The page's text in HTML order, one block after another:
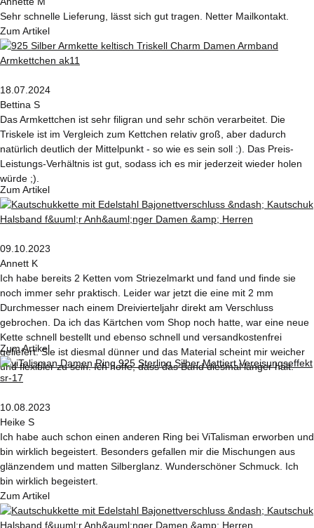
Sehr schnelle Lieferung, lässt sich gut tragen. Netter Mailkontakt.
Zum Artikel
18.07.2024
Bettina S
Das Armkettchen ist sehr filigran und sehr schön verarbeitet. Die
Triskele ist im Vergleich zum Kettchen relativ groß, aber dadurch
natürlich deutlich der Mittelpunkt - so wie es sein soll :). Das Preis-
Leistungs-Verhältnis ist gut, sodass ich es mir jederzeit wieder holen
würde ;).
Zum Artikel
09.10.2023
Annett K
Ich habe bereits 2 Ketten vom Striezelmarkt und fand und finde sie
noch immer sehr praktisch. Leider war jetzt die eine mit 2 mm
Durchmesser nach einem Dreivierteljahr direkt am Verschluss
gebrochen. Da ich das Kärtchen vom Shop noch hatte, war eine neue
Kette schnell bestellt und ebenso schnell und versandkostenfrei
geliefert. Sie ist diesmal dünner und das Material scheint mir weicher
und flexibler zu sein. Ich hoffe, dass das Band diesmal länger hält.
Zum Artikel
10.08.2023
Heike S
Ich habe auch schon einen anderen Ring bei ViTalisman erworben und
bin wirklich begeistert. Besonders gefallen mir die Mischungen aus
glänzendem und matten Silberglanz. Wunderschöner Schmuck. Ich
bin wirklich begeistert.
Zum Artikel